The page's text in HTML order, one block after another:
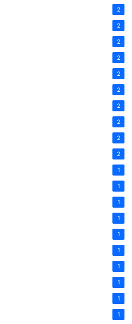
2
2
2
2
2
2
2
2
2
2
1
1
1
1
1
1
1
1
1
1